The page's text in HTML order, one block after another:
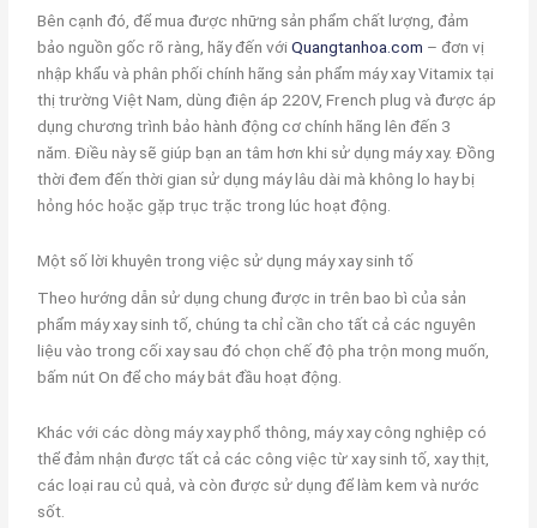
Bên cạnh đó, để mua được những sản phẩm chất lượng, đảm
bảo nguồn gốc rõ ràng, hãy đến vớiQuangtanhoa.com – đơn vị
nhập khẩu và phân phối chính hãng sản phẩm máy xay Vitamix tại
thị trường Việt Nam, dùng điện áp 220V, French plug và được áp
dụng chương trình bảo hành động cơ chính hãng lên đến 3
năm. Điều này sẽ giúp bạn an tâm hơn khi sử dụng máy xay. Đồng
thời đem đến thời gian sử dụng máy lâu dài mà không lo hay bị
hỏng hóc hoặc gặp trục trặc trong lúc hoạt động.
Một số lời khuyên trong việc sử dụng máy xay sinh tố
Theo hướng dẫn sử dụng chung được in trên bao bì của sản
phẩm máy xay sinh tố, chúng ta chỉ cần cho tất cả các nguyên
liệu vào trong cối xay sau đó chọn chế độ pha trộn mong muốn,
bấm nút On để cho máy bắt đầu hoạt động.
Khác với các dòng máy xay phổ thông, máy xay công nghiệp có
thể đảm nhận được tất cả các công việc từ xay sinh tố, xay thịt,
các loại rau củ quả, và còn được sử dụng để làm kem và nước
sốt.